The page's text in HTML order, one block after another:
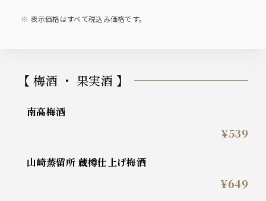
表示価格はすべて税込み価格です。
【 梅酒 ・ 果実酒 】
南高梅酒
¥539
山崎蒸留所 蔵樽仕上げ梅酒
¥649